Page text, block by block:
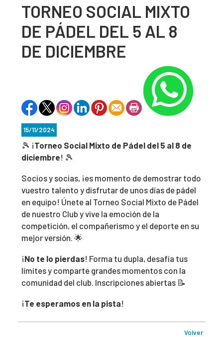
TORNEO SOCIAL MIXTO
DE PÁDEL DEL 5 AL 8
DE DICIEMBRE
15/11/2024
🎾 ¡Torneo Social Mixto de Pádel del 5 al 8 de
diciembre! 🎾
Socios y socias, ¡es momento de demostrar todo
vuestro talento y disfrutar de unos días de pádel
en equipo! Únete al Torneo Social Mixto de Pádel
de nuestro Club y vive la emoción de la
competición, el compañerismo y el deporte en su
mejor versión. 🌟
¡No te lo pierdas! Forma tu dupla, desafía tus
límites y comparte grandes momentos con la
comunidad del club. Inscripciones abiertas 📝
¡Te esperamos en la pista!
Volver